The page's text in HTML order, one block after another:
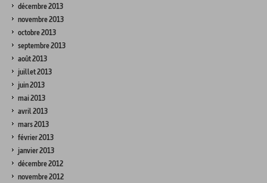
décembre 2013
novembre 2013
octobre 2013
septembre 2013
août 2013
juillet 2013
juin 2013
mai 2013
avril 2013
mars 2013
février 2013
janvier 2013
décembre 2012
novembre 2012